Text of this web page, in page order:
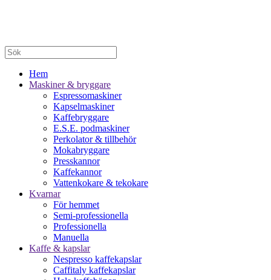
Hem
Maskiner & bryggare
Espressomaskiner
Kapselmaskiner
Kaffebryggare
E.S.E. podmaskiner
Perkolator & tillbehör
Mokabryggare
Presskannor
Kaffekannor
Vattenkokare & tekokare
Kvarnar
För hemmet
Semi-professionella
Professionella
Manuella
Kaffe & kapslar
Nespresso kaffekapslar
Caffitaly kaffekapslar